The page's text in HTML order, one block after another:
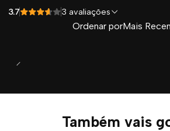
3.7 3 avaliações
Ordenar porMais
Também vais